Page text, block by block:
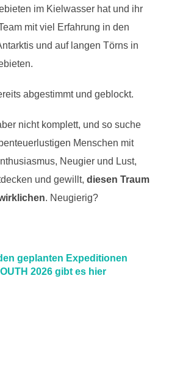
im Kielwasser hat und ihr
mit viel Erfahrung in den
und auf langen Törns in
abgestimmt und geblockt.
nicht komplett, und so suche
Menschen mit
Neugier und Lust,
und gewillt, diesen Traum
. Neugierig?
geplanten Expeditionen
2026gibt es hier